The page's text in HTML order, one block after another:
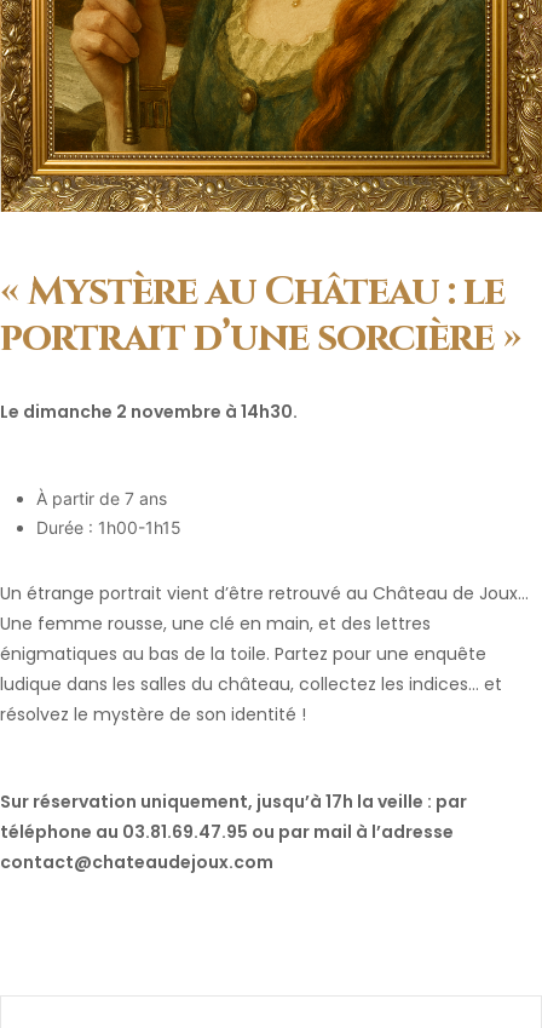
« Mystère au Château : le
portrait d’une sorcière »
Le dimanche 2 novembre à 14h30.
À partir de 7 ans
Durée : 1h00-1h15
Un étrange portrait vient d’être retrouvé au Château de Joux…
Une femme rousse, une clé en main, et des lettres
énigmatiques au bas de la toile. Partez pour une enquête
ludique dans les salles du château, collectez les indices… et
résolvez le mystère de son identité !
Sur réservation uniquement, jusqu’à 17h la veille : par
téléphone au 03.81.69.47.95 ou par mail à l’adresse
contact@chateaudejoux.com